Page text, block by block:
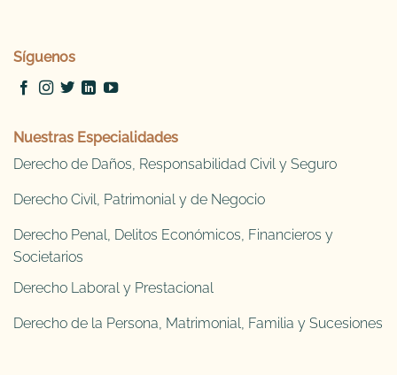
Síguenos
Nuestras Especialidades
Derecho de Daños, Responsabilidad Civil y Seguro
Derecho Civil, Patrimonial y de Negocio
Derecho Penal, Delitos Económicos, Financieros y
Societarios
Derecho Laboral y Prestacional
Derecho de la Persona, Matrimonial, Familia y Sucesiones